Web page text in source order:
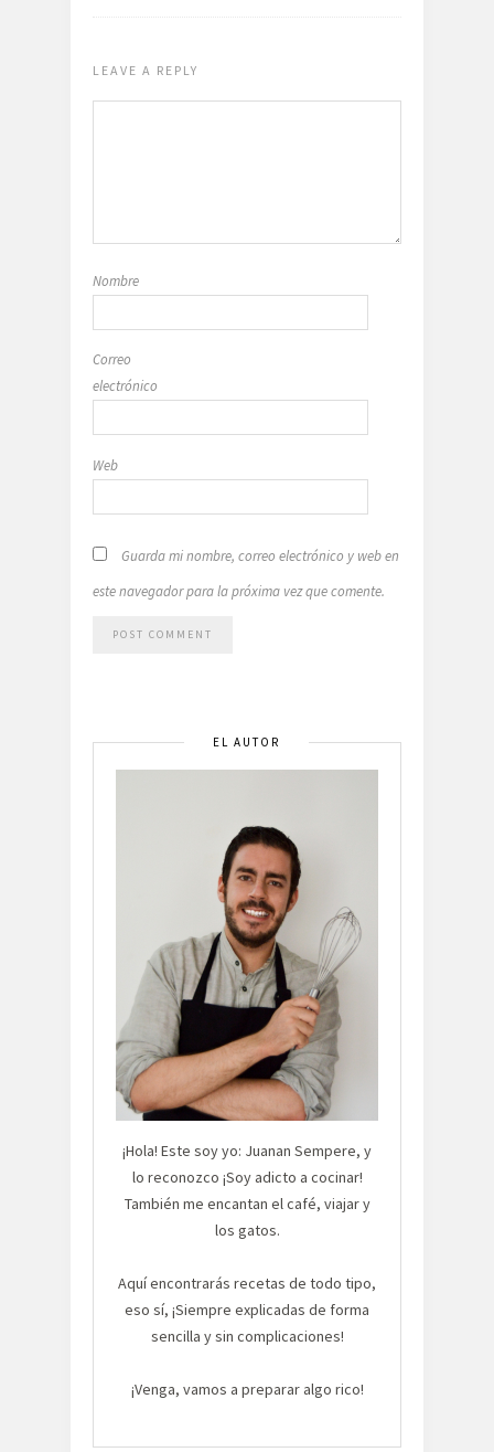
LEAVE A REPLY
Nombre
Correo
electrónico
Web
Guarda mi nombre, correo electrónico y web en
este navegador para la próxima vez que comente.
EL AUTOR
¡Hola! Este soy yo: Juanan Sempere, y
lo reconozco ¡Soy adicto a cocinar!
También me encantan el café, viajar y
los gatos.
Aquí encontrarás recetas de todo tipo,
eso sí, ¡Siempre explicadas de forma
sencilla y sin complicaciones!
¡Venga, vamos a preparar algo rico!